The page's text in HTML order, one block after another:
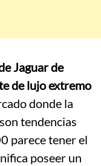
Jaguar de
de lujo extremo
donde la
tendencias
parece tener el
poseer un